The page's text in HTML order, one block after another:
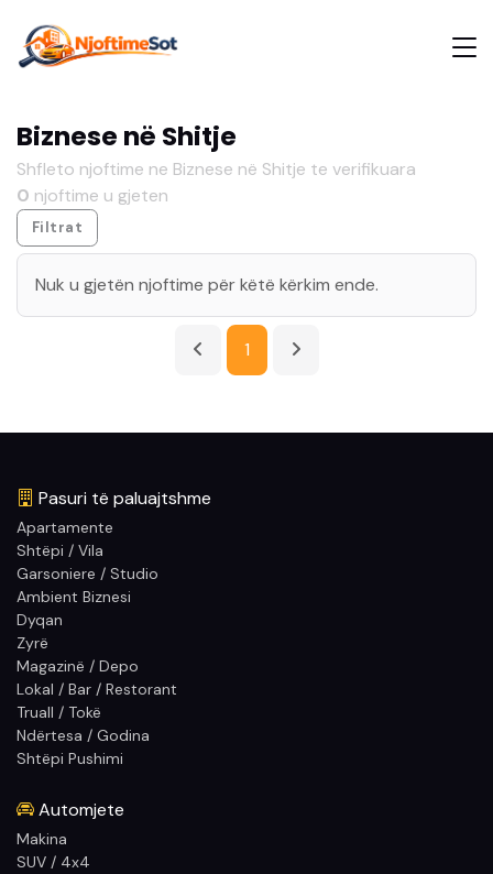
Biznese në Shitje
Shfleto njoftime ne Biznese në Shitje te verifikuara
0 njoftime u gjeten
Filtrat
Nuk u gjetën njoftime për këtë kërkim ende.
1
Pasuri të paluajtshme
Apartamente
Shtëpi / Vila
Garsoniere / Studio
Ambient Biznesi
Dyqan
Zyrë
Magazinë / Depo
Lokal / Bar / Restorant
Truall / Tokë
Ndërtesa / Godina
Shtëpi Pushimi
Automjete
Makina
SUV / 4x4